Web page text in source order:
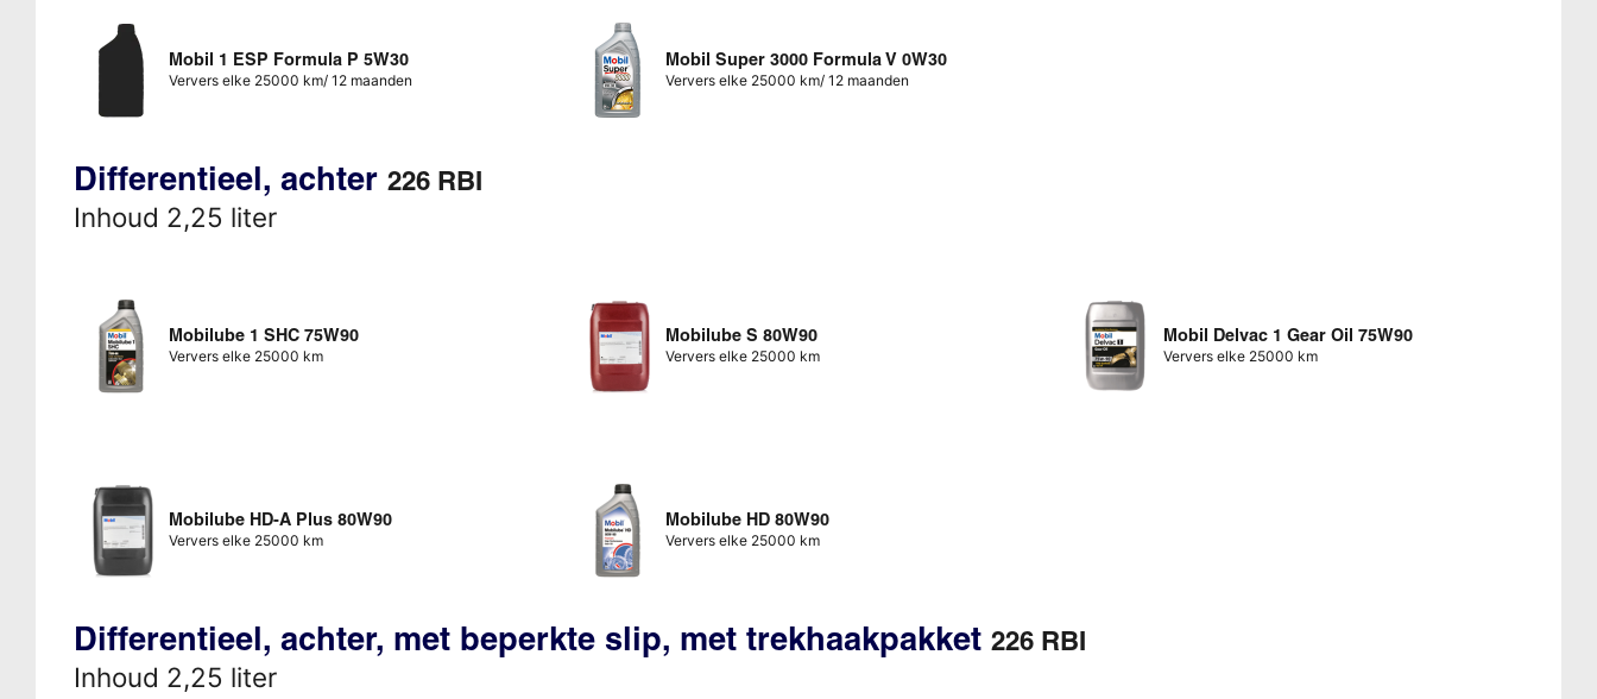
Mobil 1 ESP Formula P 5W30
Ververs elke 25000 km/ 12 maanden
Mobil Super 3000 Formula V 0W30
Ververs elke 25000 km/ 12 maanden
Differentieel, achter 226 RBI
Inhoud 2,25 liter
Mobilube 1 SHC 75W90
Ververs elke 25000 km
Mobilube S 80W90
Ververs elke 25000 km
Mobil Delvac 1 Gear Oil 75W90
Ververs elke 25000 km
Mobilube HD-A Plus 80W90
Ververs elke 25000 km
Mobilube HD 80W90
Ververs elke 25000 km
Differentieel, achter, met beperkte slip, met trekhaakpakket 226 RBI
Inhoud 2,25 liter